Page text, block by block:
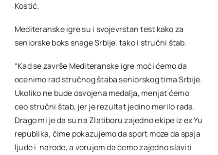
Kostić.
Mediteranske igre su i svojevrstan test kako za
seniorske boks snage Srbije, tako i stručni štab.
“Kad se završe Mediteranske igre moći ćemo da
ocenimo rad stručnog štaba seniorskog tima Srbije.
Ukoliko ne bude osvojena medalja, menjat ćemo
ceo stručni štab, jer je rezultat jedino merilo rada.
Drago mi je da su na Zlatiboru zajedno ekipe iz ex Yu
republika, čime pokazujemo da sport moze da spaja
ljude i narode, a verujem da ćemo zajedno slaviti